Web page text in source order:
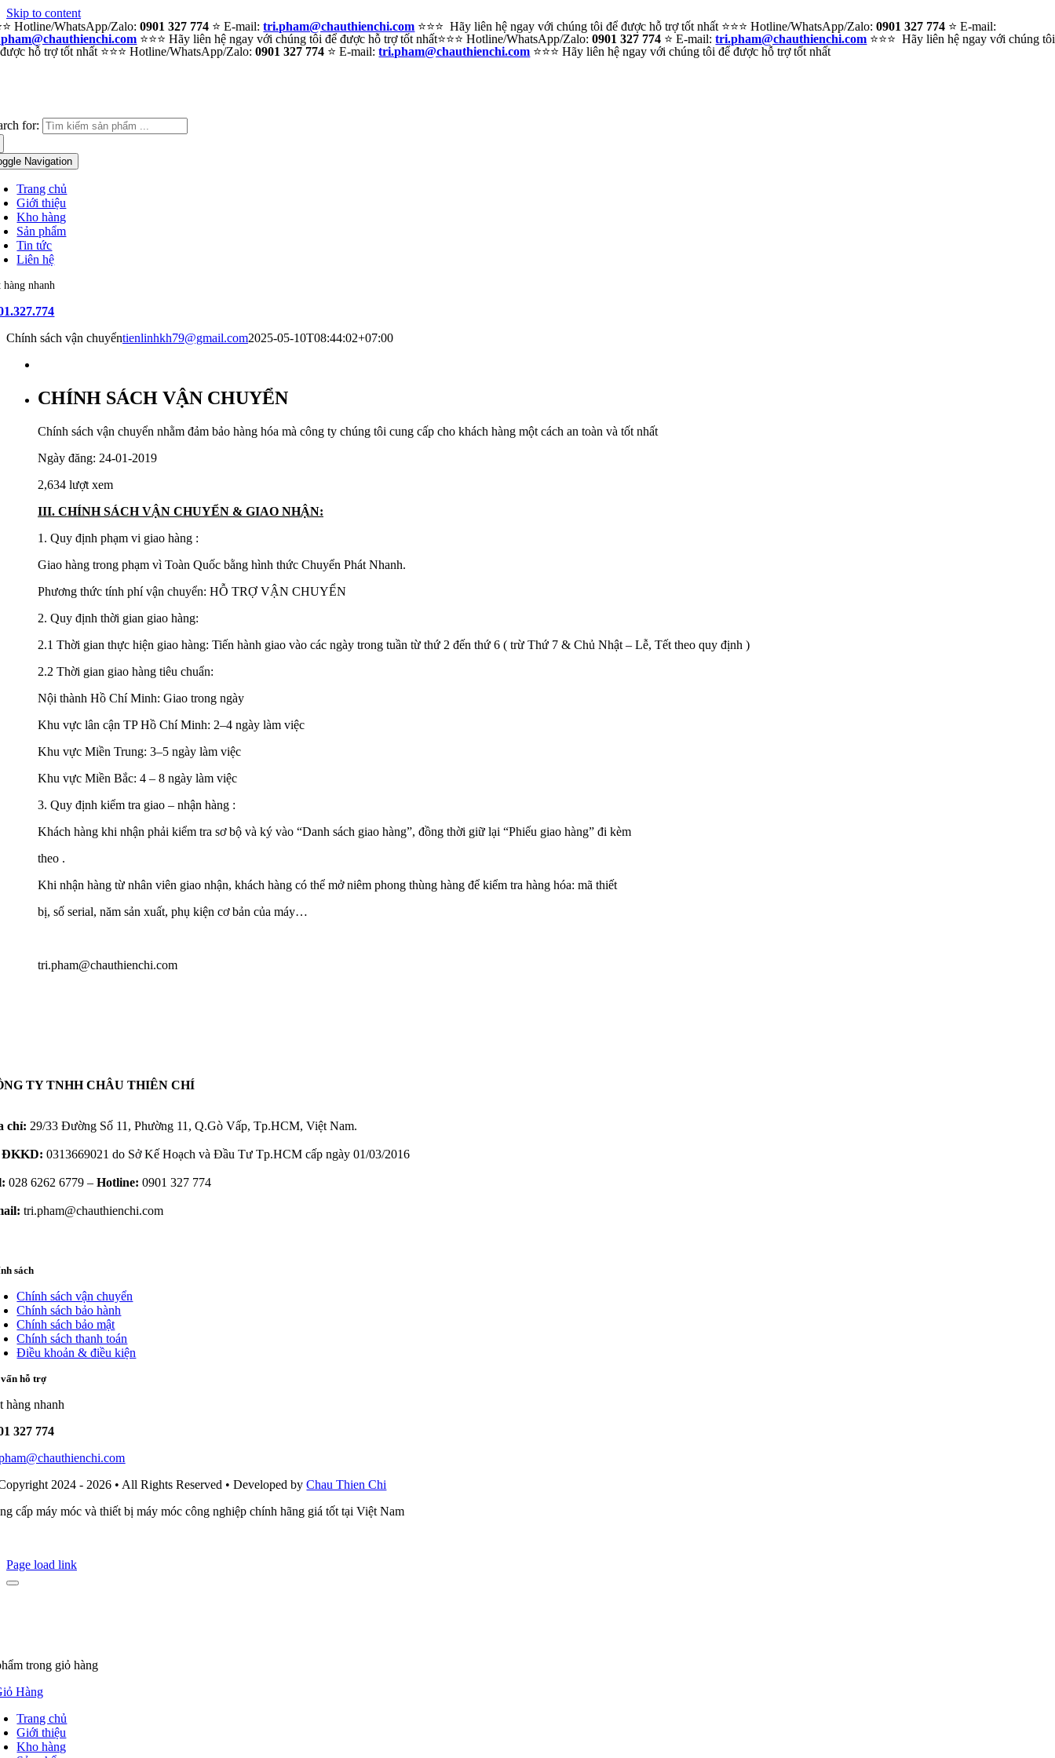
Skip to content
Hotline/WhatsApp/Zalo:0901 327 774 ⭐ E-mail:tri.pham@chauthienchi.com ⭐⭐⭐ Hãy liên hệ ngay với chúng tôi để được hỗ trợ tốt nhất ⭐⭐⭐ Hotline/WhatsApp/Zalo:0901 327 774 ⭐ E-mail:
⭐⭐⭐ Hãy liên hệ ngay với chúng tôi để được hỗ trợ tốt nhất⭐⭐⭐ Hotline/WhatsApp/Zalo:0901 327 774 ⭐ E-mail:tri.pham@chauthienchi.com ⭐⭐⭐ Hãy liên hệ ngay với chúng tôi
hỗ trợ tốt nhất ⭐⭐⭐ Hotline/WhatsApp/Zalo:0901 327 774 ⭐ E-mail:tri.pham@chauthienchi.com ⭐⭐⭐ Hãy liên hệ ngay với chúng tôi để được hỗ trợ tốt nhất
for:
Navigation
Trang chủ
Giới thiệu
Kho hàng
Sản phẩm
Tin tức
Liên hệ
hàng nhanh
Chính sách vận chuyểntienlinhkh79@gmail.com2025-05-10T08:44:02+07:00
CHÍNH SÁCH VẬN CHUYỂN
Chính sách vận chuyển nhằm đảm bảo hàng hóa mà công ty chúng tôi cung cấp cho khách hàng một cách an toàn và tốt nhất
Ngày đăng: 24-01-2019
2,634 lượt xem
III. CHÍNH SÁCH VẬN CHUYỂN & GIAO NHẬN:
1. Quy định phạm vi giao hàng :
Giao hàng trong phạm vì Toàn Quốc bằng hình thức Chuyển Phát Nhanh.
Phương thức tính phí vận chuyển: HỖ TRỢ VẬN CHUYỂN
2. Quy định thời gian giao hàng:
2.1 Thời gian thực hiện giao hàng: Tiến hành giao vào các ngày trong tuần từ thứ 2 đến thứ 6 ( trừ Thứ 7 & Chủ Nhật – Lễ, Tết theo quy định )
2.2 Thời gian giao hàng tiêu chuẩn:
Nội thành Hồ Chí Minh: Giao trong ngày
Khu vực lân cận TP Hồ Chí Minh: 2–4 ngày làm việc
Khu vực Miền Trung: 3–5 ngày làm việc
Khu vực Miền Bắc: 4 – 8 ngày làm việc
3. Quy định kiểm tra giao – nhận hàng :
Khách hàng khi nhận phải kiểm tra sơ bộ và ký vào “Danh sách giao hàng”, đồng thời giữ lại “Phiếu giao hàng” đi kèm
theo .
Khi nhận hàng từ nhân viên giao nhận, khách hàng có thể mở niêm phong thùng hàng để kiểm tra hàng hóa: mã thiết
bị, số serial, năm sản xuất, phụ kiện cơ bản của máy…
tri.pham@chauthienchi.com
TY TNHH CHÂU THIÊN CHÍ
chỉ: 29/33 Đường Số 11, Phường 11, Q.Gò Vấp, Tp.HCM, Việt Nam.
ĐKKD: 0313669021 do Sở Kế Hoạch và Đầu Tư Tp.HCM cấp ngày 01/03/2016
028 6262 6779 –Hotline: 0901 327 774
tri.pham@chauthienchi.com
sách
Chính sách vận chuyển
Chính sách bảo hành
Chính sách bảo mật
Chính sách thanh toán
Điều khoản & điều kiện
hỗ trợ
hàng nhanh
327 774
2024 - 2026 • All Rights Reserved • Developed byChau Thien Chi
cấp máy móc và thiết bị máy móc công nghiệp chính hãng giá tốt tại Việt Nam
Page load link
trong giỏ hàng
Hàng
Trang chủ
Giới thiệu
Kho hàng